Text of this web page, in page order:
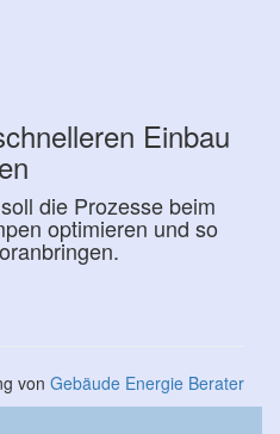
Einbau
die Prozesse beim
optimieren und so
von Gebäude Energie Berater